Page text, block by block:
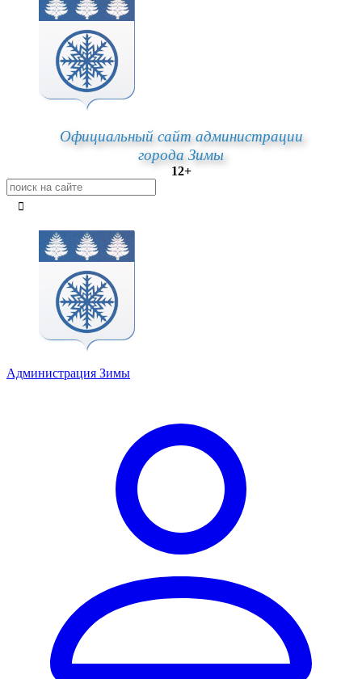
Официальный сайт администрации
города Зимы
12+
Администрация Зимы